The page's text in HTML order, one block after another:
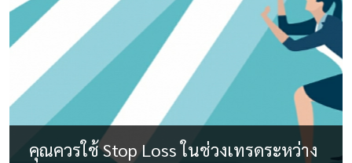
คุณควรใช้ Stop Loss ในช่วงเทรดระหว่าง